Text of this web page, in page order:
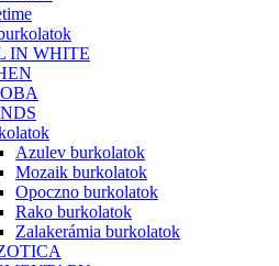
IN WHITE
Azulev burkolatok
Mozaik burkolatok
Opoczno burkolatok
Rako burkolatok
Zalakerámia burkolatok